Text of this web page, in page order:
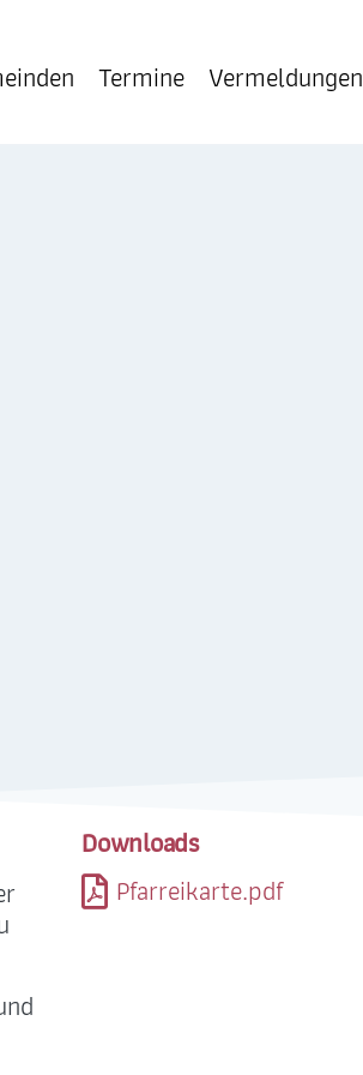
Termine Vermeldungen
Downloads
Pfarreikarte.pdf